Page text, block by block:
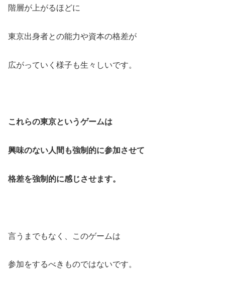
階層が上がるほどに
東京出身者との能力や資本の格差が
広がっていく様子も生々しいです。
これらの東京というゲームは
興味のない人間も強制的に参加させて
格差を強制的に感じさせます。
言うまでもなく、このゲームは
参加をするべきものではないです。